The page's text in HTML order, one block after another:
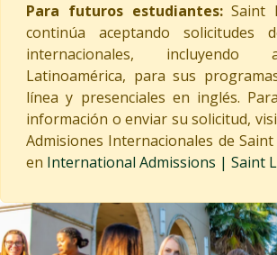
Para futuros estudiantes:Saint
continúa aceptando solicitudes
internacionales, incluyendo
Latinoamérica, para sus
línea y presenciales en inglés.
información o enviar su solicitud,
Admisiones Internacionales de
en International Admissions | Saint